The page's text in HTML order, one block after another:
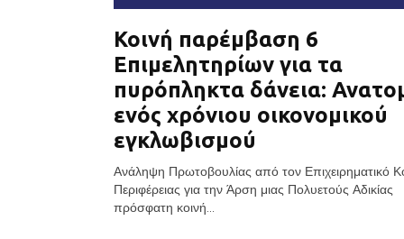
Κοινή παρέμβαση 6
Επιμελητηρίων για τα
πυρόπληκτα δάνεια:
ενός χρόνιου οικονομικού
εγκλωβισμού
Ανάληψη Πρωτοβουλίας από τον Επιχειρηματικό
Περιφέρειας για την Άρση μιας Πολυετούς
πρόσφατη κοινή...